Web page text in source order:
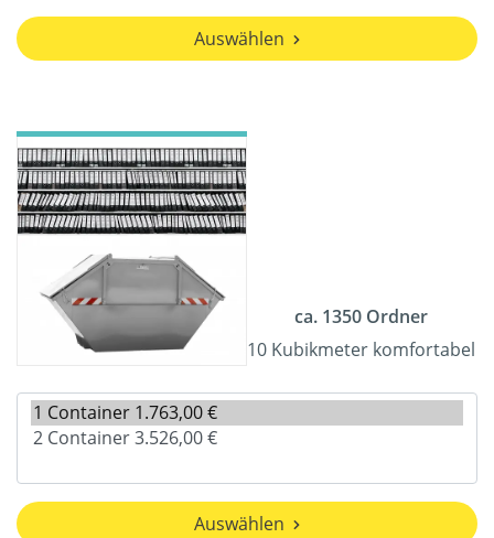
Auswählen
ca. 1350 Ordner
10 Kubikmeter komfortabel
Auswählen